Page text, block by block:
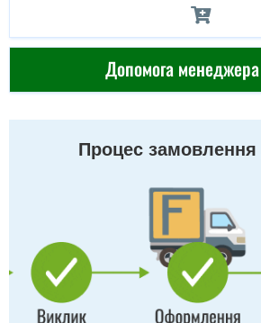
Допомога менеджера
Процес замовлення